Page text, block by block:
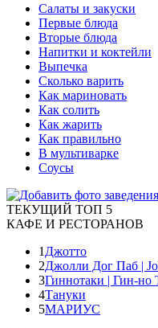
Салаты и закуски
Первые блюда
Вторые блюда
Напитки и коктейли
Выпечка
Сколько варить
Как мариновать
Как солить
Как жарить
Как правильно
В мультиварке
Соусы
ТЕКУЩИЙ ТОП 5
КАФЕ И РЕСТОРАНОВ
1 Джотто
2Джолли Дог Паб |
3Гиннотаки | Гин-но
4Тануки
5МАРИУС